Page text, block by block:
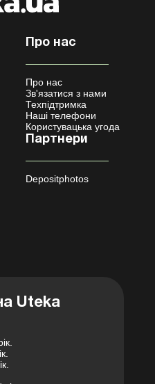
Про нас
Про нас
Зв'язатися з нами
Техпідтримка
Наші телефони
Користувацька угода
Партнери
Depositphotos
Uteka